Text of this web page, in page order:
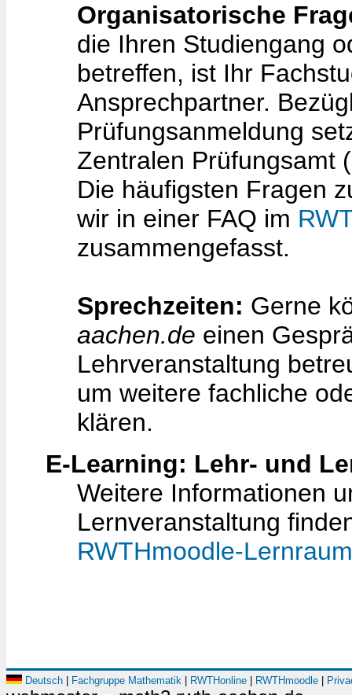
Organisatorische
die Ihren Studiengang
betreffen, ist Ihr
Ansprechpartner.
Prüfungsanmeldung
Zentralen Prüfungsamt
Die häufigsten Fragen
wir in einer FAQ im
zusammengefasst.
Sprechzeiten: Gerne
aachen.de einen
Lehrveranstaltung
um weitere fachliche
klären.
E-Learning: Lehr- und
Weitere Informationen
Lernveranstaltung
RWTHmoodle-Lernraum
Deutsch Fachgruppe Mathematik RWTHonline RWTHmoodle